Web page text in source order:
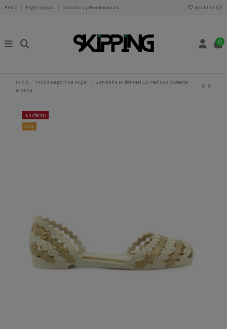
Envío Pago seguro Cambios y Devoluciones Wishlist (0)
0
Inicio Moda Deportiva Mujer
Sandalia Rider Mel By Melissa Sweetie
Blanca
¡En oferta!
-54%